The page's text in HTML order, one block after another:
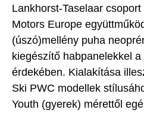
Lankhorst-Taselaar
Motors Europe
(úszó)mellény puha
kiegészítő habpanelekkel
érdekében. Kialakítása
Ski PWC modellek
Youth (gyerek) mérettől